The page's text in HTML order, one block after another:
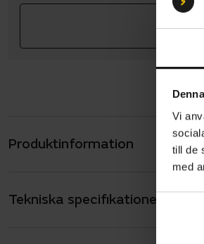
Vi
till de
med
S
Produktinformation
Tekniska specifikationer